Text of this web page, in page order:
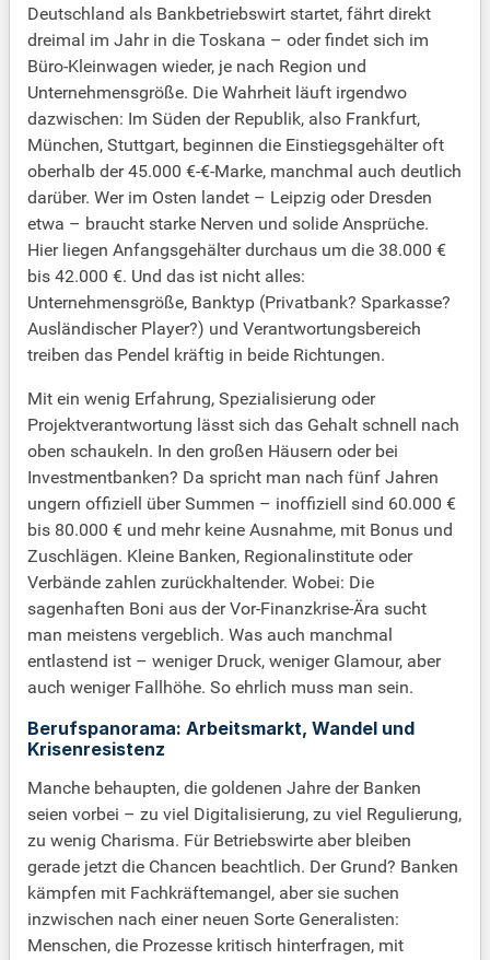
Deutschland als Bankbetriebswirt startet, fährt direkt
dreimal im Jahr in die Toskana – oder findet sich im
Büro-Kleinwagen wieder, je nach Region und
Unternehmensgröße. Die Wahrheit läuft irgendwo
dazwischen: Im Süden der Republik, also Frankfurt,
München, Stuttgart, beginnen die Einstiegsgehälter oft
oberhalb der 45.000 €-€-Marke, manchmal auch deutlich
darüber. Wer im Osten landet – Leipzig oder Dresden
etwa – braucht starke Nerven und solide Ansprüche.
Hier liegen Anfangsgehälter durchaus um die 38.000 €
bis 42.000 €. Und das ist nicht alles:
Unternehmensgröße, Banktyp (Privatbank? Sparkasse?
Ausländischer Player?) und Verantwortungsbereich
treiben das Pendel kräftig in beide Richtungen.
Mit ein wenig Erfahrung, Spezialisierung oder
Projektverantwortung lässt sich das Gehalt schnell nach
oben schaukeln. In den großen Häusern oder bei
Investmentbanken? Da spricht man nach fünf Jahren
ungern offiziell über Summen – inoffiziell sind 60.000 €
bis 80.000 € und mehr keine Ausnahme, mit Bonus und
Zuschlägen. Kleine Banken, Regionalinstitute oder
Verbände zahlen zurückhaltender. Wobei: Die
sagenhaften Boni aus der Vor-Finanzkrise-Ära sucht
man meistens vergeblich. Was auch manchmal
entlastend ist – weniger Druck, weniger Glamour, aber
auch weniger Fallhöhe. So ehrlich muss man sein.
Berufspanorama: Arbeitsmarkt, Wandel und
Krisenresistenz
Manche behaupten, die goldenen Jahre der Banken
seien vorbei – zu viel Digitalisierung, zu viel Regulierung,
zu wenig Charisma. Für Betriebswirte aber bleiben
gerade jetzt die Chancen beachtlich. Der Grund? Banken
kämpfen mit Fachkräftemangel, aber sie suchen
inzwischen nach einer neuen Sorte Generalisten:
Menschen, die Prozesse kritisch hinterfragen, mit